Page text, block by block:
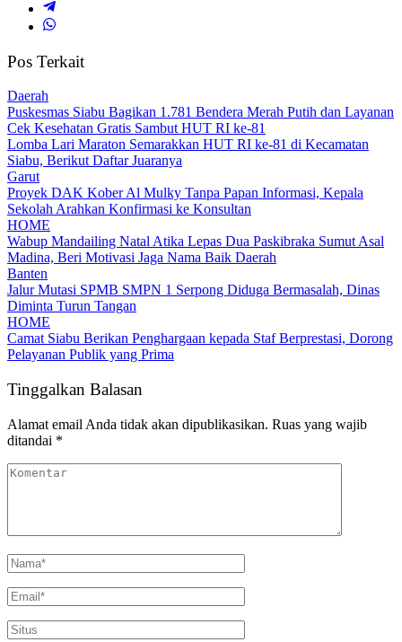
Pos Terkait
Daerah
Puskesmas Siabu Bagikan 1.781 Bendera Merah Putih dan Layanan
Cek Kesehatan Gratis Sambut HUT RI ke-81
Lomba Lari Maraton Semarakkan HUT RI ke-81 di Kecamatan
Siabu, Berikut Daftar Juaranya
Garut
Proyek DAK Kober Al Mulky Tanpa Papan Informasi, Kepala
Sekolah Arahkan Konfirmasi ke Konsultan
HOME
Wabup Mandailing Natal Atika Lepas Dua Paskibraka Sumut Asal
Madina, Beri Motivasi Jaga Nama Baik Daerah
Banten
Jalur Mutasi SPMB SMPN 1 Serpong Diduga Bermasalah, Dinas
Diminta Turun Tangan
HOME
Camat Siabu Berikan Penghargaan kepada Staf Berprestasi, Dorong
Pelayanan Publik yang Prima
Tinggalkan Balasan
Alamat email Anda tidak akan dipublikasikan. Ruas yang wajib
ditandai *